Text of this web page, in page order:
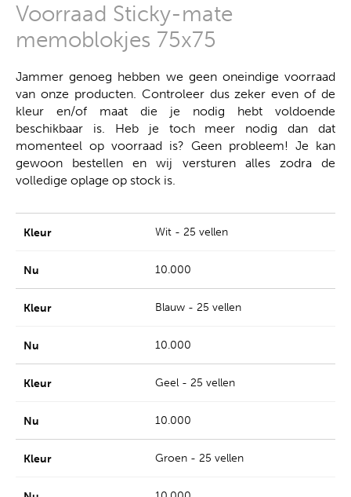
Voorraad Sticky-mate
memoblokjes 75x75
Jammer genoeg hebben we geen oneindige voorraad
van onze producten. Controleer dus zeker even of de
kleur en/of maat die je nodig hebt voldoende
beschikbaar is. Heb je toch meer nodig dan dat
momenteel op voorraad is? Geen probleem! Je kan
gewoon bestellen en wij versturen alles zodra de
volledige oplage op stock is.
Wit - 25 vellen
10.000
Blauw - 25 vellen
10.000
Geel - 25 vellen
10.000
Groen - 25 vellen